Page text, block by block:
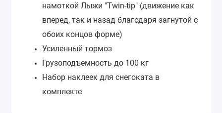
намоткой Лыжи "Twin-tip" (движение как
вперед, так и назад благодаря загнутой с
обоих концов форме)
Усиленный тормоз
Грузоподъемность до 100 кг
Набор наклеек для снегоката в
комплекте